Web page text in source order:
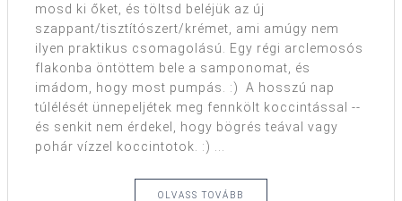
mosd ki őket, és töltsd beléjük az új
szappant/tisztítószert/krémet, ami amúgy nem
ilyen praktikus csomagolású. Egy régi arclemosós
flakonba öntöttem bele a samponomat, és
imádom, hogy most pumpás. :) A hosszú nap
túlélését ünnepeljétek meg fennkölt koccintással --
és senkit nem érdekel, hogy bögrés teával vagy
pohár vízzel koccintotok. :) ...
OLVASS TOVÁBB